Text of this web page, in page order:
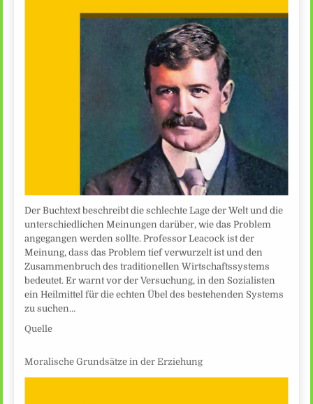
Der Buchtext beschreibt die schlechte Lage der Welt und die
unterschiedlichen Meinungen darüber, wie das Problem
angegangen werden sollte. Professor Leacock ist der
Meinung, dass das Problem tief verwurzelt ist und den
Zusammenbruch des traditionellen Wirtschaftssystems
bedeutet. Er warnt vor der Versuchung, in den Sozialisten
ein Heilmittel für die echten Übel des bestehenden Systems
zu suchen…
Quelle
Moralische Grundsätze in der Erziehung